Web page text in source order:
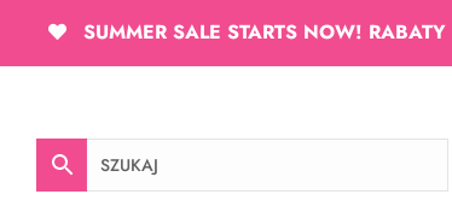
SUMMER SALE STARTS NOW!